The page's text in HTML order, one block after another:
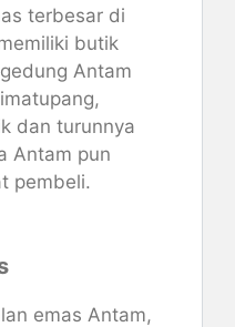
terbesar di
butik
Antam
dan turunnya
Antam pun
pembeli.
emas Antam,